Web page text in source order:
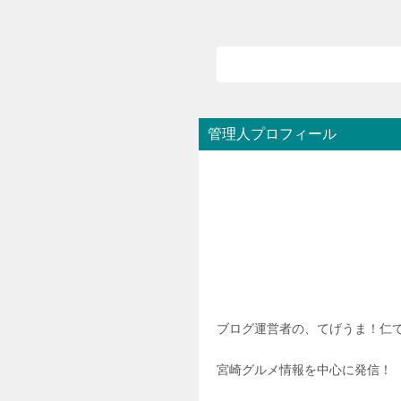
管理人プロフィール
ブログ運営者の、てげうま！仁
宮崎グルメ情報を中心に発信！